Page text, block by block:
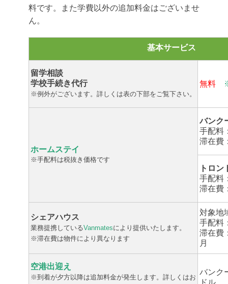
料です。また学費以外の追加料金はございませ
ん。
基本サービス
留学相談
学校手続き代行
※例外がございます。詳しくは表の下部をご覧下さい。
無料
ホームステイ
※手配料は税抜き価格です
バンク
手配料
滞在費
トロン
手配料
滞在費
シェアハウス
業務提携しているVanmatesにより提供いたします。
※滞在費は物件により異なります
対象地
手配料
滞在費
月
空港出迎え
※到着が夕方以降は追加料金が発生します。詳しくはお
バンク
ドル